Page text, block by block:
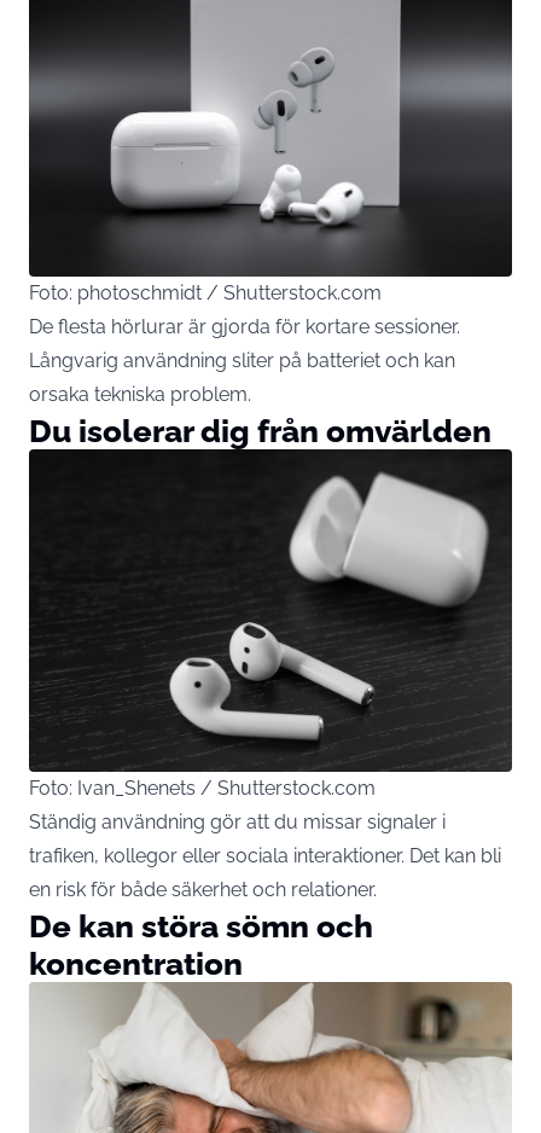
Foto: photoschmidt / Shutterstock.com
De flesta hörlurar är gjorda för kortare sessioner.
Långvarig användning sliter på batteriet och kan
orsaka tekniska problem.
Du isolerar dig från omvärlden
Foto: Ivan_Shenets / Shutterstock.com
Ständig användning gör att du missar signaler i
trafiken, kollegor eller sociala interaktioner. Det kan bli
en risk för både säkerhet och relationer.
De kan störa sömn och
koncentration